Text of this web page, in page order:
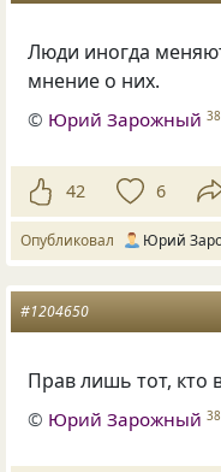
Люди иногда
мнение о них.
© Юрий Зарожный
42 6
Опубликовал Юрий
#1204650
Прав лишь тот, кто
© Юрий Зарожный